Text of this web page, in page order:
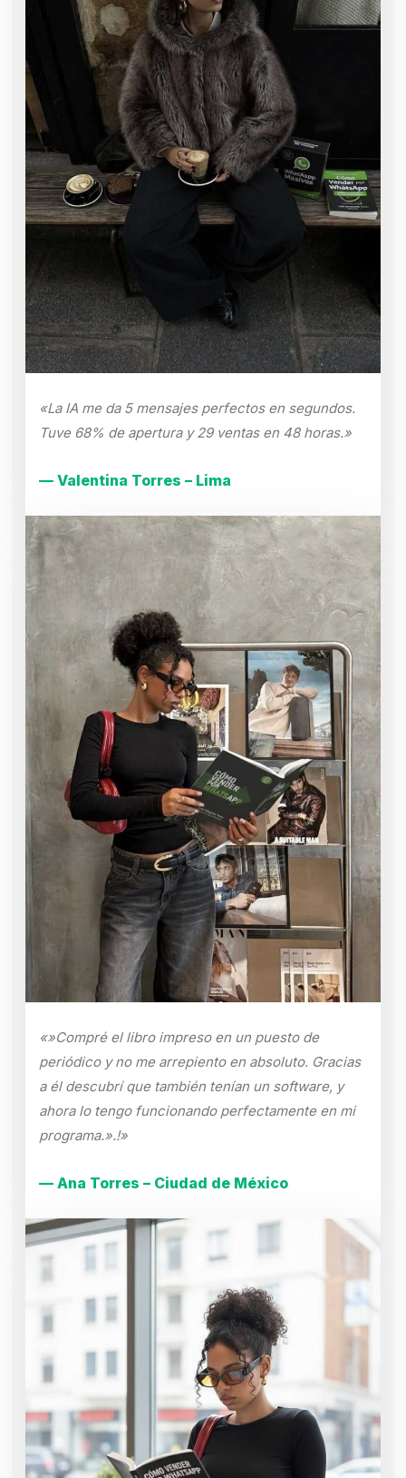
«La IA me da 5 mensajes perfectos en segundos.
Tuve 68% de apertura y 29 ventas en 48 horas.»
— Valentina Torres – Lima
«»Compré el libro impreso en un puesto de
periódico y no me arrepiento en absoluto. Gracias
a él descubrí que también tenían un software, y
ahora lo tengo funcionando perfectamente en mi
programa.».!»
— Ana Torres – Ciudad de México